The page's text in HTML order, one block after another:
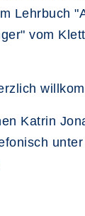
Lehrbuch
vom
Katrin